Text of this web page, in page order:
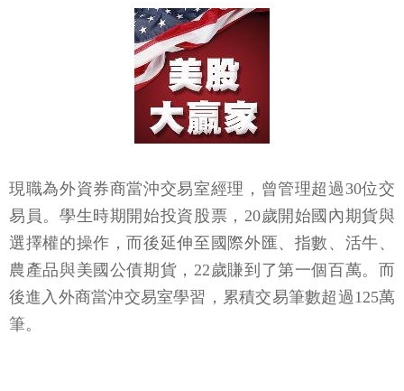
現職為外資券商當沖交易室經理，曾管理超過30位交
易員。學生時期開始投資股票，20歲開始國內期貨與
選擇權的操作，而後延伸至國際外匯、指數、活牛、
農產品與美國公債期貨，22歲賺到了第一個百萬。而
後進入外商當沖交易室學習，累積交易筆數超過125萬
筆。